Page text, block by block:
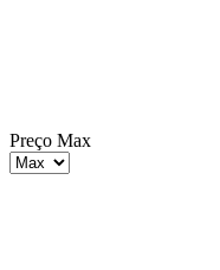
Preço Max